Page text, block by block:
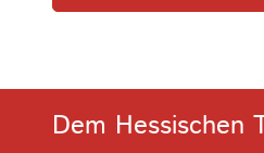
Dem Hessischen